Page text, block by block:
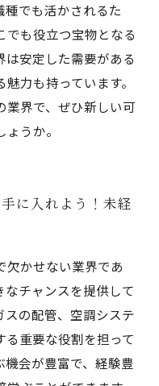
種でも活かされるた
でも役立つ宝物となる
は安定した需要がある
力も持っています。
業界で、ぜひ新しい可
うか。
に入れよう！未経
欠かせない業界であ
なチャンスを提供して
スの配管、空調システ
重要な役割を担って
機会が豊富で、経験豊